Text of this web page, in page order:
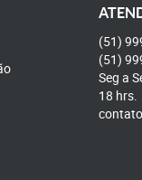
(51)
(51)
Seg a
18 hrs.